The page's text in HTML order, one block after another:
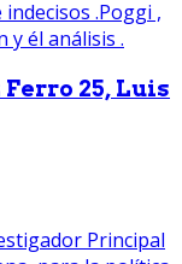
25, Luis